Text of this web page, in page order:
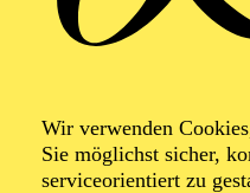
Wir verwenden
Sie möglichst sicher,
serviceorientiert zu